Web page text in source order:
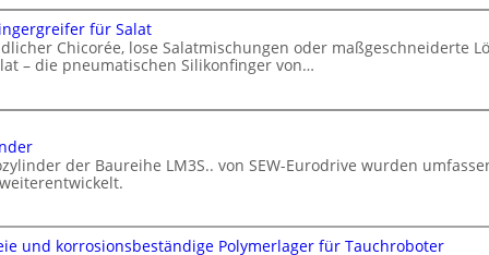
c
a
l
I
u
f
i
e
l
i
c
h
t
e
l
für Salat
Chicorée, lose Salatmischungen oder maßgeschneiderte
– die pneumatischen Silikonfinger von…
der Baureihe LM3S.. von SEW-Eurodrive wurden
und korrosionsbeständige Polymerlager für Tauchroboter